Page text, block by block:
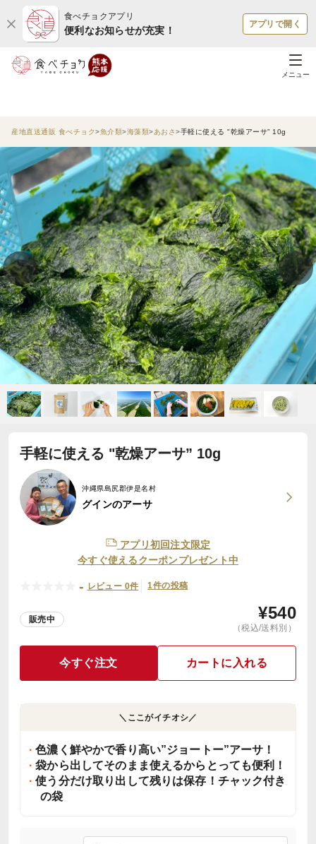
食べチョクアプリ
便利なお知らせが充実！
アプリで開く
メニュー
産地直送通販 食べチョク 魚介類 海藻類 あおさ 手軽に使える "乾燥アーサ” 10g
手軽に使える "乾燥アーサ” 10g
沖縄県島尻郡伊是名村
グインのアーサ
アプリ初回注文限定
今すぐ使えるクーポンプレゼント中
- レビュー 0件 1件の投稿
販売中 ¥540
（税込/送料別）
今すぐ注文 カートに入れる
＼ここがイチオシ／
色濃く鮮やかで香り高い”ジョートー”アーサ！
袋から出してそのまま使えるからとっても便利！
使う分だけ取り出して残りは保存！チャック付き
の袋